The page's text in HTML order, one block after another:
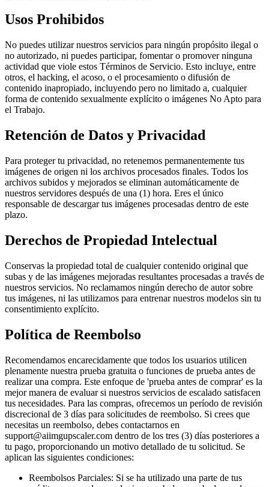
Usos Prohibidos
No puedes utilizar nuestros servicios para ningún propósito ilegal o
no autorizado, ni puedes participar, fomentar o promover ninguna
actividad que viole estos Términos de Servicio. Esto incluye, entre
otros, el hacking, el acoso, o el procesamiento o difusión de
contenido inapropiado, incluyendo pero no limitado a, cualquier
forma de contenido sexualmente explícito o imágenes No Apto para
el Trabajo.
Retención de Datos y Privacidad
Para proteger tu privacidad, no retenemos permanentemente tus
imágenes de origen ni los archivos procesados finales. Todos los
archivos subidos y mejorados se eliminan automáticamente de
nuestros servidores después de una (1) hora. Eres el único
responsable de descargar tus imágenes procesadas dentro de este
plazo.
Derechos de Propiedad Intelectual
Conservas la propiedad total de cualquier contenido original que
subas y de las imágenes mejoradas resultantes procesadas a través de
nuestros servicios. No reclamamos ningún derecho de autor sobre
tus imágenes, ni las utilizamos para entrenar nuestros modelos sin tu
consentimiento explícito.
Política de Reembolso
Recomendamos encarecidamente que todos los usuarios utilicen
plenamente nuestra prueba gratuita o funciones de prueba antes de
realizar una compra. Este enfoque de 'prueba antes de comprar' es la
mejor manera de evaluar si nuestros servicios de escalado satisfacen
tus necesidades. Para las compras, ofrecemos un período de revisión
discrecional de 3 días para solicitudes de reembolso. Si crees que
necesitas un reembolso, debes contactarnos en
support@aiimgupscaler.com dentro de los tres (3) días posteriores a
tu pago, proporcionando un motivo detallado de tu solicitud. Se
aplican las siguientes condiciones:
Reembolsos Parciales: Si se ha utilizado una parte de tus